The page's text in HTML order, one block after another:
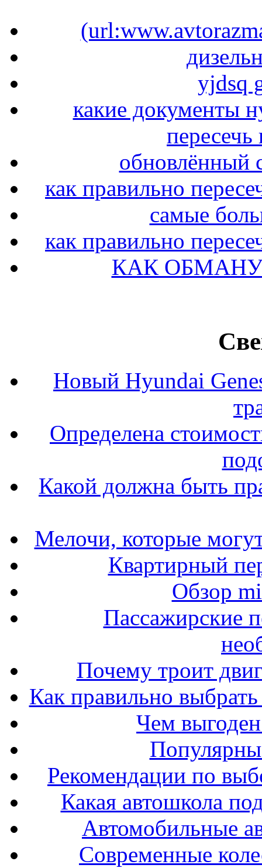
yjdsq
какие документы
обновлённый
как правильно
самые
как правильно
КАК
Новый Hyundai
Определена
Какой должна быть
Мелочи, которые
Квартирный
Обзор
Пассажирские
Почему троит
Как правильно выбрать
Чем
Рекомендации по
Какая автошкола
Автомобильные
Современные